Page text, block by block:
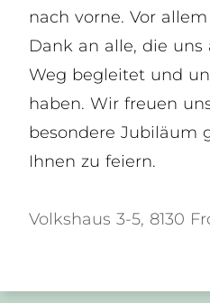
nach vorne. Vor
Dank an alle, die uns
Weg begleitet und
haben. Wir freuen
besondere Jubiläum
Ihnen zu feiern.
Volkshaus 3-5, 8130